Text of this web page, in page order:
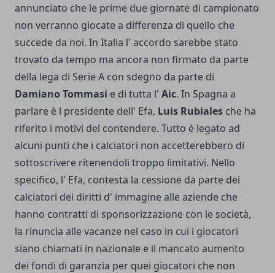
annunciato che le prime due giornate di campionato
non verranno giocate a differenza di quello che
succede da noi. In Italia l' accordo sarebbe stato
trovato da tempo ma ancora non firmato da parte
della lega di Serie A con sdegno da parte di
Damiano Tommasi e di tutta l' Aic. In Spagna a
parlare è l presidente dell' Efa, Luis Rubiales che ha
riferito i motivi del contendere. Tutto è legato ad
alcuni punti che i calciatori non accetterebbero di
sottoscrivere ritenendoli troppo limitativi. Nello
specifico, l' Efa, contesta la cessione da parte dei
calciatori dei diritti d' immagine alle aziende che
hanno contratti di sponsorizzazione con le società,
la rinuncia alle vacanze nel caso in cui i giocatori
siano chiamati in nazionale e il mancato aumento
dei fondi di garanzia per quei giocatori che non